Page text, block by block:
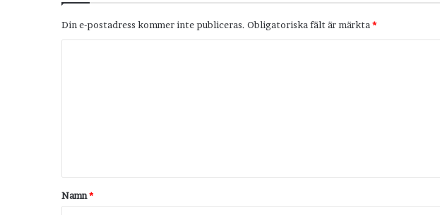
Din e-postadress kommer inte publiceras. Obligatoriska fält är märkta *
t
a
Namn*